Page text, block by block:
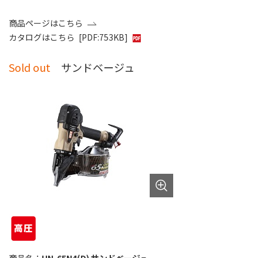
商品ページはこちら
カタログはこちら [PDF:753KB]
Sold out サンドベージュ